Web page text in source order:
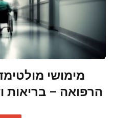
הרפואה – בריאות